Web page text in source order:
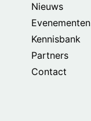
Nieuws
Evenementen
Kennisbank
Partners
Contact